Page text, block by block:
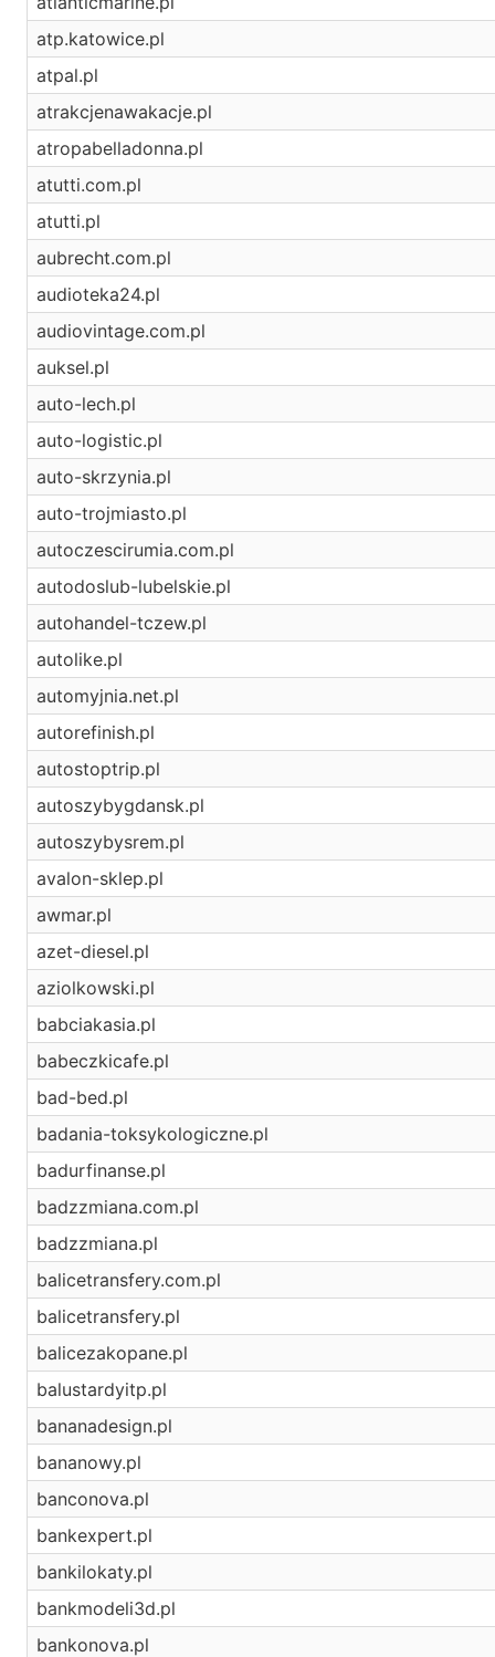
atp.katowice.pl
atpal.pl
atrakcjenawakacje.pl
atropabelladonna.pl
atutti.com.pl
atutti.pl
aubrecht.com.pl
audioteka24.pl
audiovintage.com.pl
auksel.pl
auto-lech.pl
auto-logistic.pl
auto-skrzynia.pl
auto-trojmiasto.pl
autoczescirumia.com.pl
autodoslub-lubelskie.pl
autohandel-tczew.pl
autolike.pl
automyjnia.net.pl
autorefinish.pl
autostoptrip.pl
autoszybygdansk.pl
autoszybysrem.pl
avalon-sklep.pl
awmar.pl
azet-diesel.pl
aziolkowski.pl
babciakasia.pl
babeczkicafe.pl
bad-bed.pl
badania-toksykologiczne.pl
badurfinanse.pl
badzzmiana.com.pl
badzzmiana.pl
balicetransfery.com.pl
balicetransfery.pl
balicezakopane.pl
balustardyitp.pl
bananadesign.pl
bananowy.pl
banconova.pl
bankexpert.pl
bankilokaty.pl
bankmodeli3d.pl
bankonova.pl